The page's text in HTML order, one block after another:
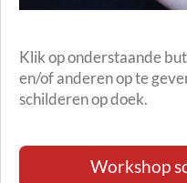
Klik op onderstaande
en/of anderen op te
schilderen op doek.
Workshop